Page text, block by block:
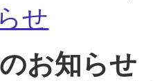
せ
お知らせ